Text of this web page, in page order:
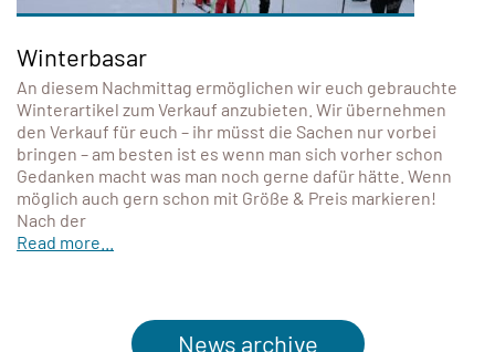
Winterbasar
An diesem Nachmittag ermöglichen wir euch gebrauchte
Winterartikel zum Verkauf anzubieten. Wir übernehmen
den Verkauf für euch – ihr müsst die Sachen nur vorbei
bringen – am besten ist es wenn man sich vorher schon
Gedanken macht was man noch gerne dafür hätte. Wenn
möglich auch gern schon mit Größe & Preis markieren!
Nach der
Read more...
News archive